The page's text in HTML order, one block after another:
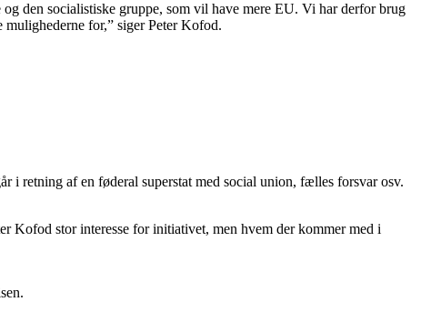
den socialistiske gruppe, som vil have mere EU. Vi har derfor brug
for,” siger Peter Kofod.
i retning af en føderal superstat med social union, fælles forsvar osv.
Kofod stor interesse for initiativet, men hvem der kommer med i